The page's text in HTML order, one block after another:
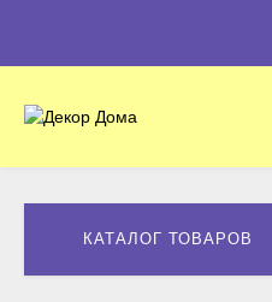
КАТАЛОГ ТОВАРОВ